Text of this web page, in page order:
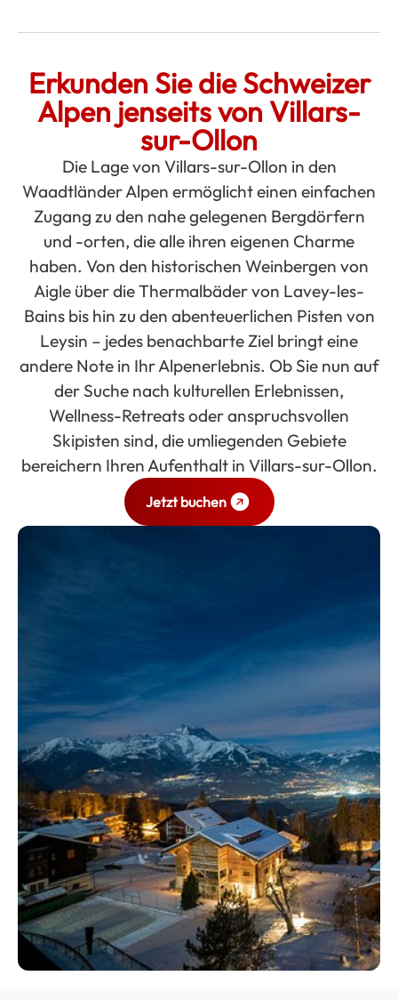
Erkunden Sie die Schweizer
Alpen jenseits von Villars-
sur-Ollon
Die Lage von Villars-sur-Ollon in den
Waadtländer Alpen ermöglicht einen einfachen
Zugang zu den nahe gelegenen Bergdörfern
und -orten, die alle ihren eigenen Charme
haben. Von den historischen Weinbergen von
Aigle über die Thermalbäder von Lavey-les-
Bains bis hin zu den abenteuerlichen Pisten von
Leysin – jedes benachbarte Ziel bringt eine
andere Note in Ihr Alpenerlebnis. Ob Sie nun auf
der Suche nach kulturellen Erlebnissen,
Wellness-Retreats oder anspruchsvollen
Skipisten sind, die umliegenden Gebiete
bereichern Ihren Aufenthalt in Villars-sur-Ollon.
Jetzt buchen